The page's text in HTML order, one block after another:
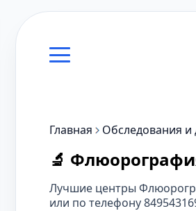
Главная Обследования и
🔬
Лучшие центры
или по телефону